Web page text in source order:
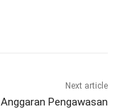
Next article
Anggaran Pengawasan